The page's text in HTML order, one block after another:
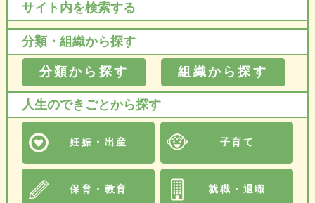
サイト内を検索する
分類・組織から探す
分類から探す 組織から探す
人生のできごとから探す
妊娠・出産 子育て
保育・教育 就職・退職